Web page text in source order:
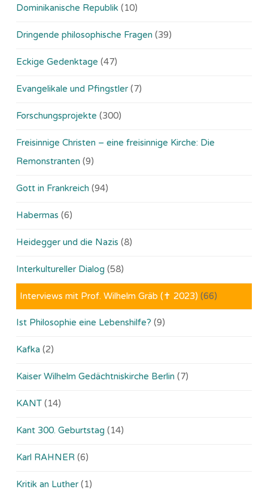
Dominikanische Republik (10)
Dringende philosophische Fragen (39)
Eckige Gedenktage (47)
Evangelikale und Pfingstler (7)
Forschungsprojekte (300)
Freisinnige Christen – eine freisinnige Kirche: Die
Remonstranten (9)
Gott in Frankreich (94)
Habermas (6)
Heidegger und die Nazis (8)
Interkultureller Dialog (58)
Interviews mit Prof. Wilhelm Gräb (✝ 2023) (66)
Ist Philosophie eine Lebenshilfe? (9)
Kafka (2)
Kaiser Wilhelm Gedächtniskirche Berlin (7)
KANT (14)
Kant 300. Geburtstag (14)
Karl RAHNER (6)
Kritik an Luther (1)